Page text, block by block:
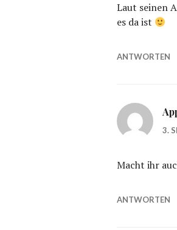
Laut seinen
es da ist
ANTWORTEN
3.
Macht ihr
ANTWORTEN